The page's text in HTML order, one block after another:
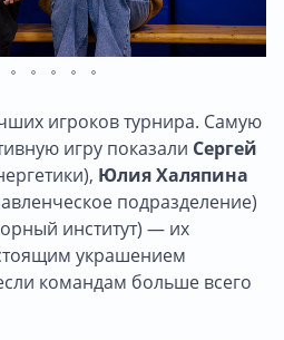
игроков турнира. Самую
игру показали Сергей
Юлия Халяпина
подразделение)
институт) — их
украшением
командам больше всего